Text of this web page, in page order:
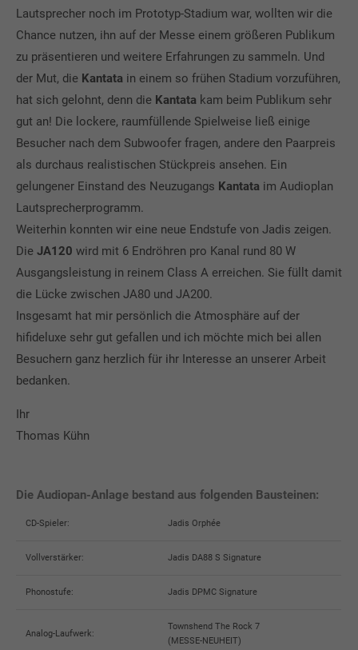
Lautsprecher noch im Prototyp-Stadium war, wollten wir die
Chance nutzen, ihn auf der Messe einem größeren Publikum
zu präsentieren und weitere Erfahrungen zu sammeln. Und
der Mut, die Kantata in einem so frühen Stadium vorzuführen,
hat sich gelohnt, denn die Kantata kam beim Publikum sehr
gut an! Die lockere, raumfüllende Spielweise ließ einige
Besucher nach dem Subwoofer fragen, andere den Paarpreis
als durchaus realistischen Stückpreis ansehen. Ein
gelungener Einstand des Neuzugangs Kantata im Audioplan
Lautsprecherprogramm.
Weiterhin konnten wir eine neue Endstufe von Jadis zeigen.
Die JA120 wird mit 6 Endröhren pro Kanal rund 80 W
Ausgangsleistung in reinem Class A erreichen. Sie füllt damit
die Lücke zwischen JA80 und JA200.
Insgesamt hat mir persönlich die Atmosphäre auf der
hifideluxe sehr gut gefallen und ich möchte mich bei allen
Besuchern ganz herzlich für ihr Interesse an unserer Arbeit
bedanken.
Ihr
Thomas Kühn
Die Audiopan-Anlage bestand aus folgenden Bausteinen:
CD-Spieler: Jadis Orphée
Vollverstärker: Jadis DA88 S Signature
Phonostufe: Jadis DPMC Signature
Analog-Laufwerk:
Townshend The Rock 7
(MESSE-NEUHEIT)